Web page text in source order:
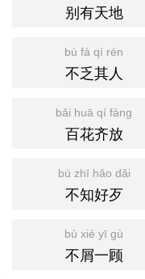
别有天地
bù fá qí rén
不乏其人
bǎi huā qí fàng
百花齐放
bù zhī hǎo dǎi
不知好歹
bù xiè yī gù
不屑一顾